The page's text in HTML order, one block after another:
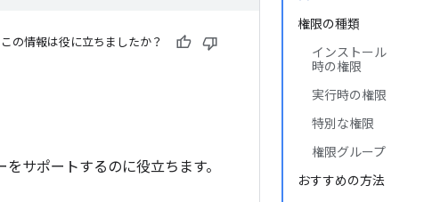
権限の種類
インストール
時の権限
実行時の権限
特別な権限
権限グループ
おすすめの方法
この情報は役に立ちましたか？
サポートするのに役立ちます。